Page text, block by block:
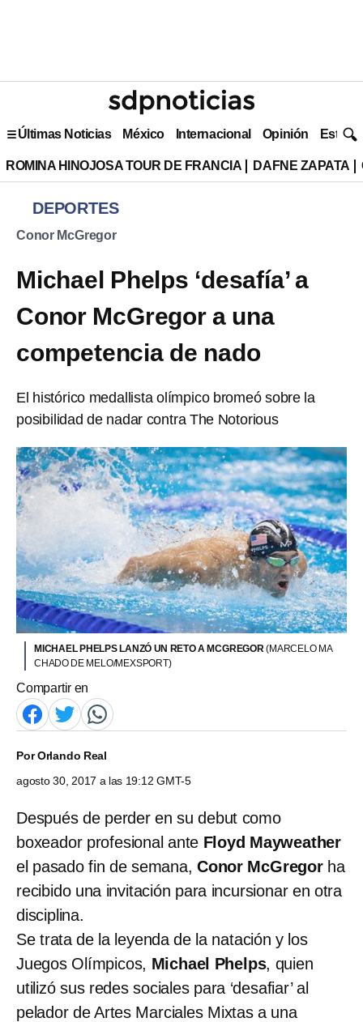
Últimas Noticias México Internacional Opinión Estilo
ROMINA HINOJOSA TOUR DE FRANCIA DAFNE ZAPATA
DEPORTES
Conor McGregor
Michael Phelps ‘desafía’ a
Conor McGregor a una
competencia de nado
El histórico medallista olímpico bromeó sobre la
posibilidad de nadar contra The Notorious
MICHAEL PHELPS LANZÓ UN RETO A MCGREGOR(MARCELO MA
CHADO DE MELO/MEXSPORT)
Compartir en
PorOrlando Real
agosto 30, 2017 a las 19:12 GMT-5
Después de perder en su debut como
boxeador profesional ante Floyd Mayweather
el pasado fin de semana, Conor McGregorha
recibido una invitación para incursionar en otra
disciplina.
Se trata de la leyenda de la natación y los
Juegos Olímpicos, Michael Phelps, quien
utilizó sus redes sociales para ‘desafiar’ al
pelador de Artes Marciales Mixtas a una